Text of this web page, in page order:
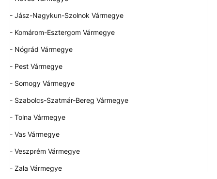
- Jász-Nagykun-Szolnok Vármegye
- Komárom-Esztergom Vármegye
- Nógrád Vármegye
- Pest Vármegye
- Somogy Vármegye
- Szabolcs-Szatmár-Bereg Vármegye
- Tolna Vármegye
- Vas Vármegye
- Veszprém Vármegye
- Zala Vármegye